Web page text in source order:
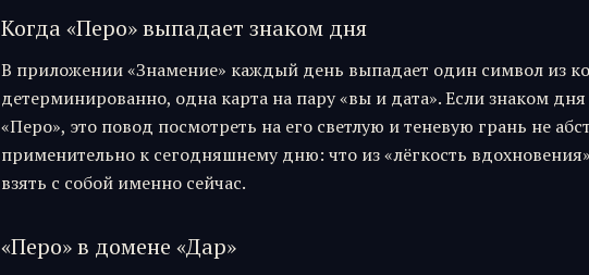
Когда «Перо» выпадает знаком дня
В приложении «Знамение» каждый день выпадает один символ из
детерминированно, одна карта на пару «вы и дата». Если знаком дня
«Перо», это повод посмотреть на его светлую и теневую грань не
применительно к сегодняшнему дню: что из «лёгкость вдохновения
взять с собой именно сейчас.
«Перо» в домене «Дар»